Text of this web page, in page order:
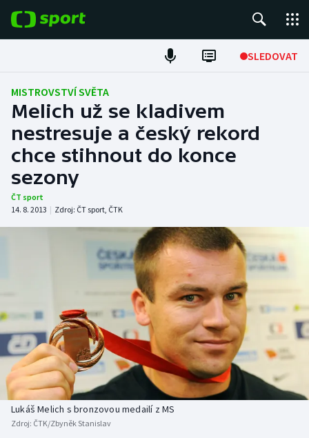
SLEDOVAT
Fotbal
Hokej
Tenis
Atletika
Baseball a softbal
Basketbal
Biatlon
Boby a skeleton
Soutěže
Historické návraty
Aplikace ČT sport
AZ kvíz
MISTROVSTVÍ SVĚTA
Melich už se kladivem
nestresuje a český rekord
chce stihnout do konce
sezony
ČT sport
14. 8. 2013 | Zdroj: ČT sport, ČTK
Lukáš Melich s bronzovou medailí z MS
Zdroj: ČTK/Zbyněk Stanislav